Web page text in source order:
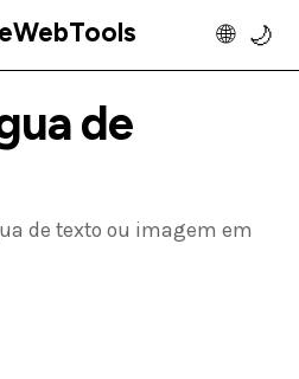
🌐 🌙
de
de texto ou imagem em